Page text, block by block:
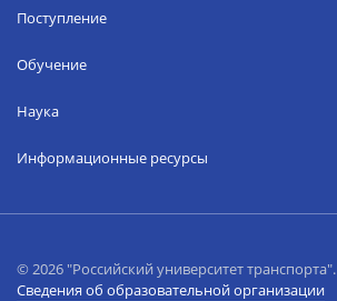
Поступление
Обучение
Наука
Информационные ресурсы
© 2026 "Российский университет транспорта".
Сведения об образовательной организации